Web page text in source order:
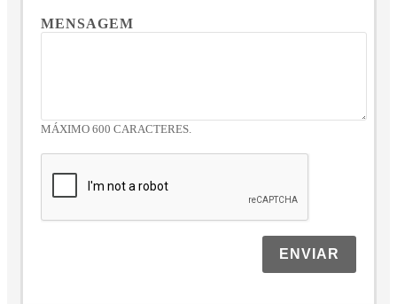
MENSAGEM
MÁXIMO 600 CARACTERES.
ENVIAR